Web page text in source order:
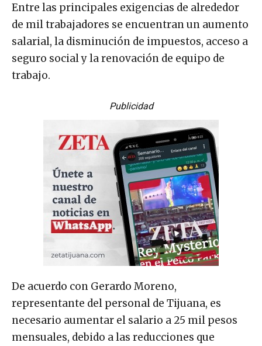
Entre las principales exigencias de alrededor
de mil trabajadores se encuentran un aumento
salarial, la disminución de impuestos, acceso a
seguro social y la renovación de equipo de
trabajo.
Publicidad
De acuerdo con Gerardo Moreno,
representante del personal de Tijuana, es
necesario aumentar el salario a 25 mil pesos
mensuales, debido a las reducciones que